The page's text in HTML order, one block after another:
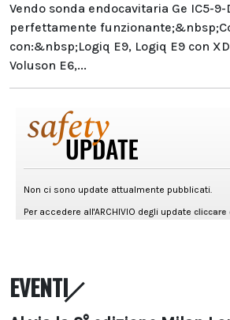
Vendo sonda endocavitaria Ge IC5-
perfettamente
con:&nbsp;Logiq E9, Logiq E9 con
Voluson E6,...
EVENTI